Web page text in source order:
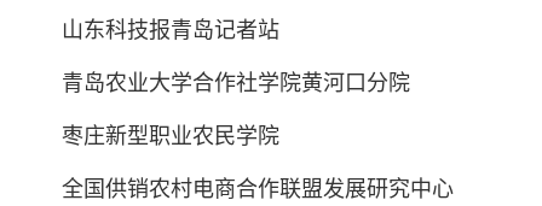
山东科技报青岛记者站
青岛农业大学合作社学院黄河口分院
枣庄新型职业农民学院
全国供销农村电商合作联盟发展研究中心